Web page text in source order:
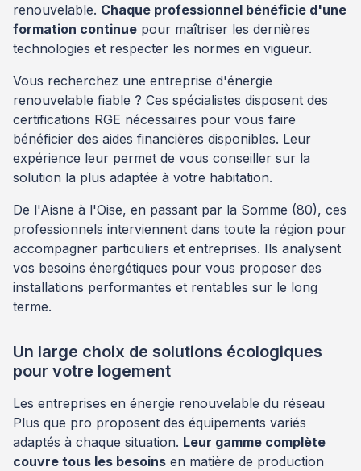
renouvelable. Chaque professionnel bénéficie d'une
formation continue pour maîtriser les dernières
technologies et respecter les normes en vigueur.
Vous recherchez une entreprise d'énergie
renouvelable fiable ? Ces spécialistes disposent des
certifications RGE nécessaires pour vous faire
bénéficier des aides financières disponibles. Leur
expérience leur permet de vous conseiller sur la
solution la plus adaptée à votre habitation.
De l'Aisne à l'Oise, en passant par la Somme (80), ces
professionnels interviennent dans toute la région pour
accompagner particuliers et entreprises. Ils analysent
vos besoins énergétiques pour vous proposer des
installations performantes et rentables sur le long
terme.
Un large choix de solutions écologiques
pour votre logement
Les entreprises en énergie renouvelable du réseau
Plus que pro proposent des équipements variés
adaptés à chaque situation. Leur gamme complète
couvre tous les besoins en matière de production